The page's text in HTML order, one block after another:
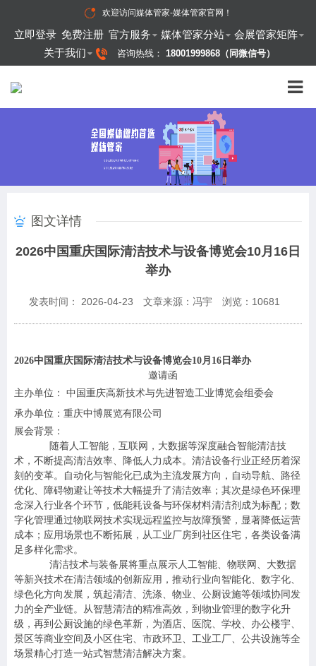
欢迎访问媒体管家-媒体管家官网 ！
立即登录 免费注册 官方服务 媒体管家分站
会展管家矩阵
关于我们
咨询热线： 18001999868（同微信号）
图文详情
2026中国重庆国际清洁技术与设备博览会10月16日
举办
发表时间： 2026-04-23 文章来源：冯宇 浏览： 10681
2026中国重庆国际清洁技术与设备博览会10月16日举办
邀请函
主办单位： 中国重庆高新技术与先进智造工业博览会组委会
承办单位：重庆中博展览有限公司
展会背景：
随着人工智能，互联网，大数据等深度融合智能清洁技
术，不断提高清洁效率、降低人力成本。清洁设备行业正经历着深
刻的变革。自动化与智能化已成为主流发展方向，自动导航、路径
优化、障碍物避让等技术大幅提升了清洁效率；其次是绿色环保理
念深入行业各个环节，低能耗设备与环保材料清洁剂成为标配；数
字化管理通过物联网技术实现远程监控与故障预警，显著降低运营
成本；应用场景也不断拓展，从工业厂房到社区住宅，各类设备满
足多样化需求。
清洁技术与装备展将重点展示人工智能、物联网、大数据
等新兴技术在清洁领域的创新应用，推动行业向智能化、数字化、
绿色化方向发展，筑起清洁、洗涤、物业、公厕设施等领域协同发
力的全产业链。从智慧清洁的精准高效，到物业管理的数字化升
级，再到公厕设施的绿色革新，为酒店、医院、学校、办公楼宇、
景区等商业空间及小区住宅、市政环卫、工业工厂、公共设施等全
场景精心打造一站式智慧清洁解决方案。